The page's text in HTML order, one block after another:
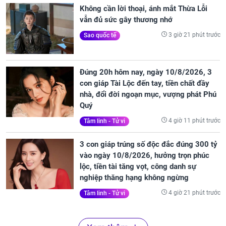
Không cần lời thoại, ánh mắt Thừa Lỗi
vẫn đủ sức gây thương nhớ
Sao quốc tế 3 giờ 21 phút trước
Đúng 20h hôm nay, ngày 10/8/2026, 3
con giáp Tài Lộc đến tay, tiền chất đầy
nhà, đổi đời ngoạn mục, vượng phát Phú
Quý
Tâm linh - Tử vi 4 giờ 11 phút trước
3 con giáp trúng số độc đắc đúng 300 tỷ
vào ngày 10/8/2026, hưởng trọn phúc
lộc, tiền tài tăng vọt, công danh sự
nghiệp thăng hạng không ngừng
Tâm linh - Tử vi 4 giờ 21 phút trước